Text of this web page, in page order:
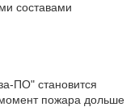
составами
ПО" становится
момент пожара дольше